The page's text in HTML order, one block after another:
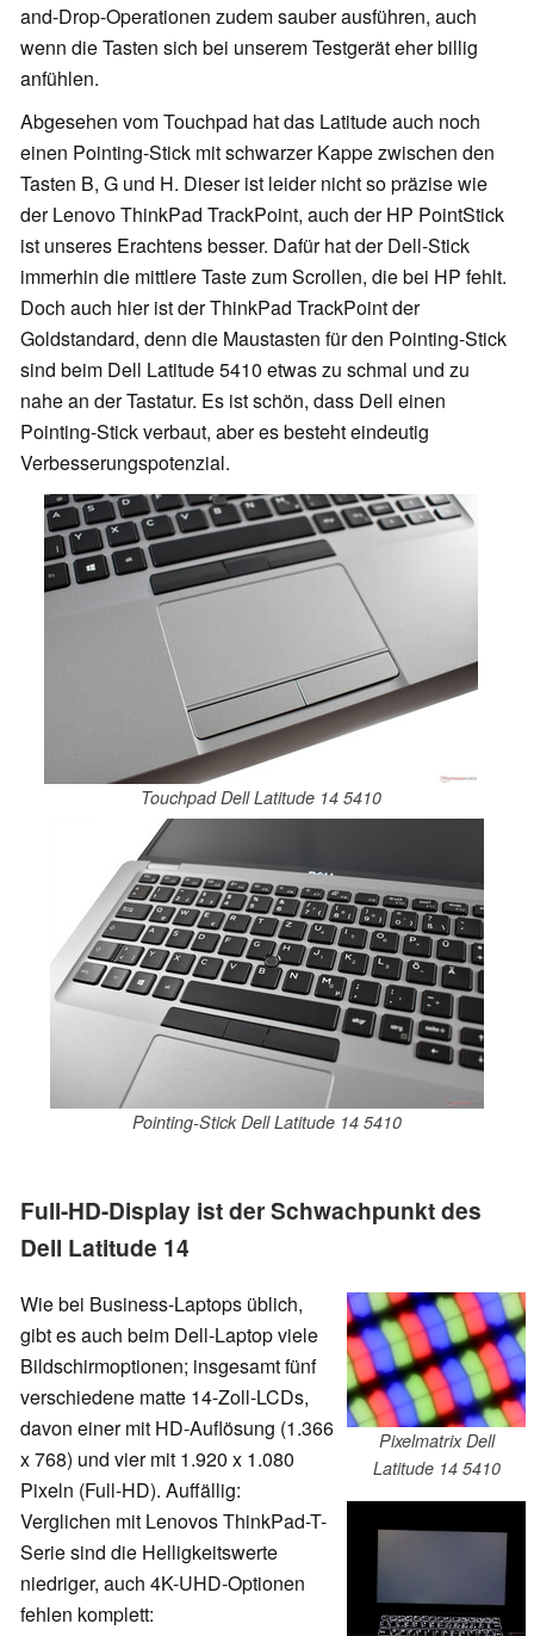
and-Drop-Operationen zudem sauber ausführen, auch
wenn die Tasten sich bei unserem Testgerät eher billig
anfühlen.
Abgesehen vom Touchpad hat das Latitude auch noch
einen Pointing-Stick mit schwarzer Kappe zwischen den
Tasten B, G und H. Dieser ist leider nicht so präzise wie
der Lenovo ThinkPad TrackPoint, auch der HP PointStick
ist unseres Erachtens besser. Dafür hat der Dell-Stick
immerhin die mittlere Taste zum Scrollen, die bei HP fehlt.
Doch auch hier ist der ThinkPad TrackPoint der
Goldstandard, denn die Maustasten für den Pointing-Stick
sind beim Dell Latitude 5410 etwas zu schmal und zu
nahe an der Tastatur. Es ist schön, dass Dell einen
Pointing-Stick verbaut, aber es besteht eindeutig
Verbesserungspotenzial.
Touchpad Dell Latitude 14 5410
Pointing-Stick Dell Latitude 14 5410
Full-HD-Display ist der Schwachpunkt des
Dell Latitude 14
Pixelmatrix Dell
Latitude 14 5410
Wie bei Business-Laptops üblich,
gibt es auch beim Dell-Laptop viele
Bildschirmoptionen; insgesamt fünf
verschiedene matte 14-Zoll-LCDs,
davon einer mit HD-Auflösung (1.366
x 768) und vier mit 1.920 x 1.080
Pixeln (Full-HD). Auffällig:
Verglichen mit Lenovos ThinkPad-T-
Serie sind die Helligkeitswerte
niedriger, auch 4K-UHD-Optionen
fehlen komplett: